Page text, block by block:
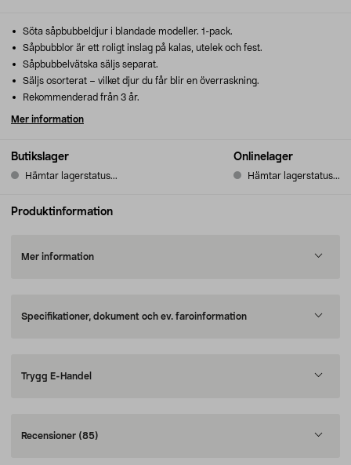
Butikslager
Hämtar lagerstatus...
Onlinelager
Hämtar lagerstatus...
Söta såpbubbeldjur i blandade modeller. 1-pack.
Såpbubblor är ett roligt inslag på kalas, utelek och fest.
Såpbubbelvätska säljs separat.
Säljs osorterat – vilket djur du får blir en överraskning.
Rekommenderad från 3 år.
Mer information
Produktinformation
Mer information
Specifikationer, dokument och ev. faroinformation
Trygg E-Handel
Recensioner (85)